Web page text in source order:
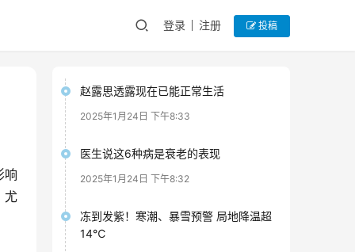
登录 注册 投稿
响
尤
赵露思透露现在已能正常生活
2025年1月24日 下午8:33
医生说这6种病是衰老的表现
2025年1月24日 下午8:32
冻到发紫！寒潮、暴雪预警 局地降温超
14℃